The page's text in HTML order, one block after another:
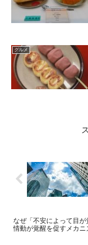
グルメ
なぜ「不安によって目が
情動が覚醒を促すメカニ